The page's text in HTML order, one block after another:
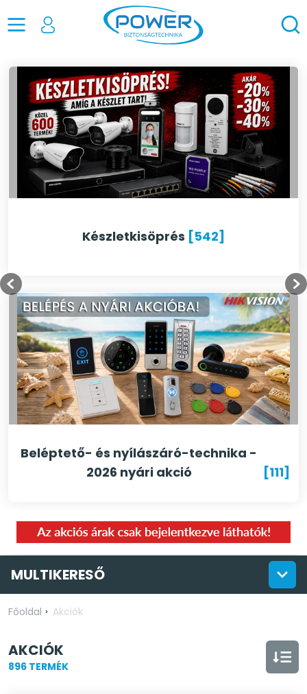
Készletkisöprés [542]
Beléptető- és nyílászáró-technika -
2026 nyári akció
[111]
MULTIKERESŐ
Főoldal Akciók
AKCIÓK
896 TERMÉK